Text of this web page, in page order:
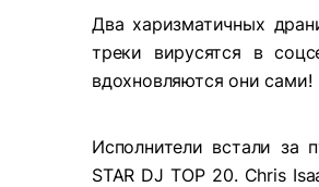
Два харизматичных
треки вирусятся в
вдохновляются они сами!
Исполнители встали за
STAR DJ TOP 20. Chris